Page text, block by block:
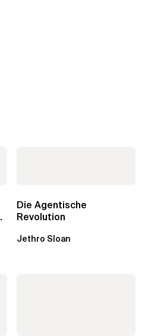
Die Agentische
Revolution
Jethro Sloan